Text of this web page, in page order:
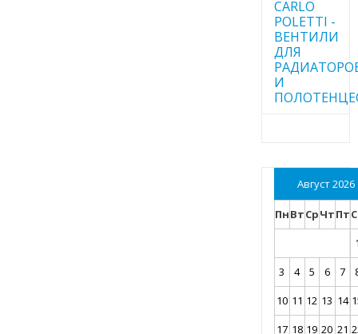
CARLO
POLETTI -
ВЕНТИЛИ
ДЛЯ
И
Август 2026
ПнВтСрЧтПт
3
4 5 6 7
10 11 12 13 14
17 18 19 20 21